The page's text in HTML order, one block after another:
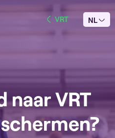
VRT NL
naar VRT